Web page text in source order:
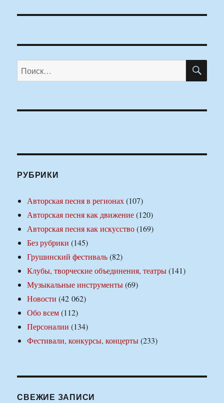
Искать:
РУБРИКИ
Авторская песня в регионах(107)
Авторская песня как движение(120)
Авторская песня как искусство(169)
Без рубрики (145)
Грушинский фестиваль(82)
Клубы, творческие объединения, театры(141)
Музыкальные инструменты(69)
Новости (42 062)
Обо всем(112)
Персоналии (134)
Фестивали, конкурсы, концерты(233)
СВЕЖИЕ ЗАПИСИ